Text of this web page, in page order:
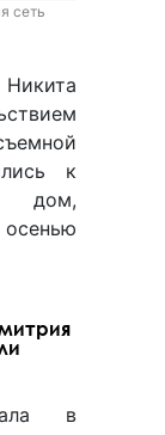
сеть
к
дом,
в